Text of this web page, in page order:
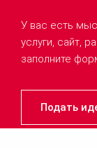
У вас есть
услуги, сайт,
заполните
Подать